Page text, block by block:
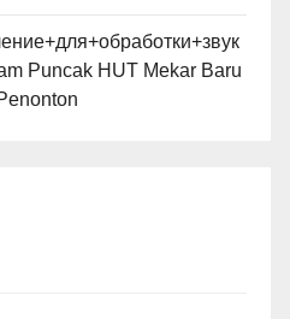
Puncak HUT Mekar Baru